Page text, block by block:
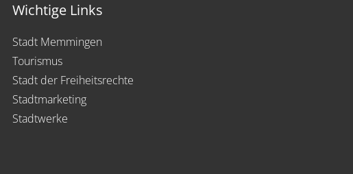
Wichtige Links
Stadt Memmingen
Tourismus
Stadt der Freiheitsrechte
Stadtmarketing
Stadtwerke